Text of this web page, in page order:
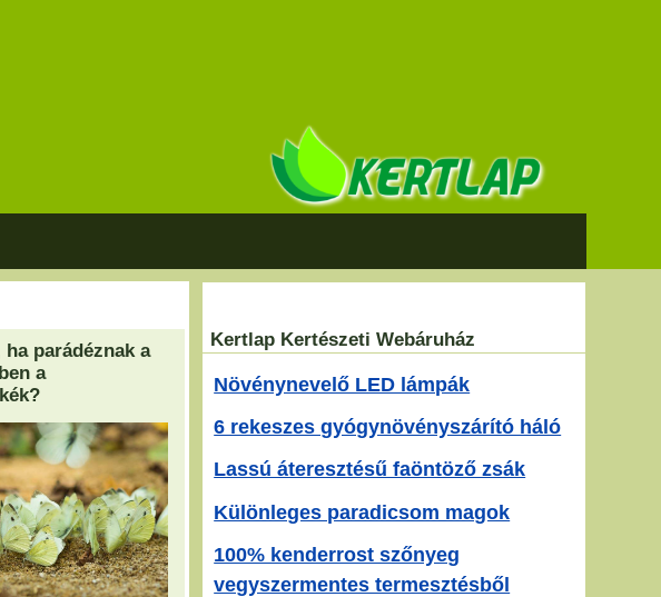
ha parádéznak a
a
Kertlap Kertészeti Webáruház
Növénynevelő LED lámpák
6 rekeszes gyógynövényszárító háló
Lassú áteresztésű faöntöző zsák
Különleges paradicsom magok
100% kenderrost szőnyeg
vegyszermentes termesztésből